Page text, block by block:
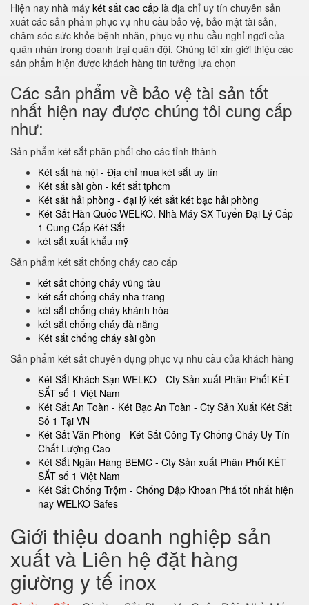
Hiện nay nhà máy két sắt cao cấp là địa chỉ uy tín chuyên sản
xuất các sản phẩm phục vụ nhu cầu bảo vệ, bảo mật tài sản,
chăm sóc sức khỏe bệnh nhân, phục vụ nhu cầu nghỉ ngơi của
quân nhân trong doanh trại quân đội. Chúng tôi xin giới thiệu các
sản phẩm hiện được khách hàng tin tưởng lựa chọn
Các sản phẩm về bảo vệ tài sản tốt
nhất hiện nay được chúng tôi cung cấp
như:
Sản phẩm két sắt phân phối cho các tỉnh thành
Két sắt hà nội - Địa chỉ mua két sắt uy tín
Két sắt sài gòn - két sắt tphcm
Két sắt hải phòng - đại lý két sắt két bạc hải phòng
Két Sắt Hàn Quốc WELKO. Nhà Máy SX Tuyển Đại Lý Cấp
1 Cung Cấp Két Sắt
két sắt xuất khẩu mỹ
Sản phẩm két sắt chống cháy cao cấp
két sắt chống cháy vũng tàu
két sắt chống cháy nha trang
két sắt chống cháy khánh hòa
két sắt chống cháy đà nẵng
Két sắt chống cháy sài gòn
Sản phẩm két sắt chuyên dụng phục vụ nhu cầu của khách hàng
Két Sắt Khách Sạn WELKO - Cty Sản xuất Phân Phối KÉT
SẮT số 1 Việt Nam
Két Sắt An Toàn - Két Bạc An Toàn - Cty Sản Xuất Két Sắt
Số 1 Tại VN
Két Sắt Văn Phòng - Két Sắt Công Ty Chống Cháy Uy Tín
Chất Lượng Cao
Két Sắt Ngân Hàng BEMC - Cty Sản xuất Phân Phối KÉT
SẮT số 1 Việt Nam
Két Sắt Chống Trộm - Chống Đập Khoan Phá tốt nhất hiện
nay WELKO Safes
Giới thiệu doanh nghiệp sản
xuất và Liên hệ đặt hàng
giường y tế inox